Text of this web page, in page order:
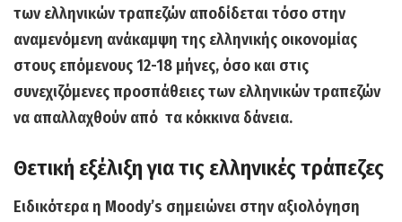
των ελληνικών τραπεζών αποδίδεται τόσο στην
αναμενόμενη ανάκαμψη της ελληνικής οικονομίας
στους επόμενους 12-18 μήνες, όσο και στις
συνεχιζόμενες προσπάθειες των ελληνικών τραπεζών
να απαλλαχθούν από τα κόκκινα δάνεια.
Θετική εξέλιξη για τις ελληνικές τράπεζες
Ειδικότερα η Moody’s σημειώνει στην αξιολόγηση